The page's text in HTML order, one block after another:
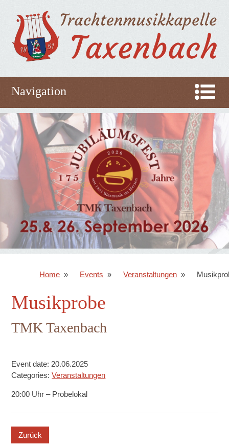
Home Events Veranstaltungen
Musikprobe
TMK Taxenbach
Event date: 20.06.2025
Categories:Veranstaltungen
20:00 Uhr – Probelokal
button